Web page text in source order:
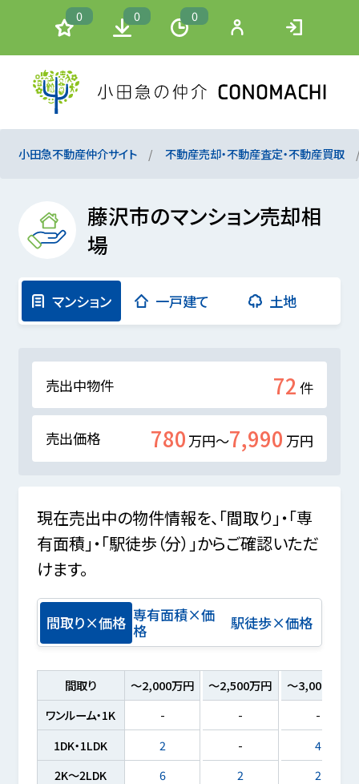
0 0 0
小田急不動産仲介サイト 不動産売却・不動産査定・不動産買取
藤沢市のマンション売却相
場
マンション 一戸建て 土地
売出中物件 72 件
売出価格 780 万円～7,990 万円
現在売出中の物件情報を、「間取り」・「専
有面積」・「駅徒歩（分）」からご確認いただ
けます。
間取り×価格 専有面積×価
格
駅徒歩×価格
間取り
ワンルーム・1K
1DK・1LDK
2K～2LDK
～2,000万円
-
2
6
～2,500万円
-
-
2
～3,000万円
-
4
2